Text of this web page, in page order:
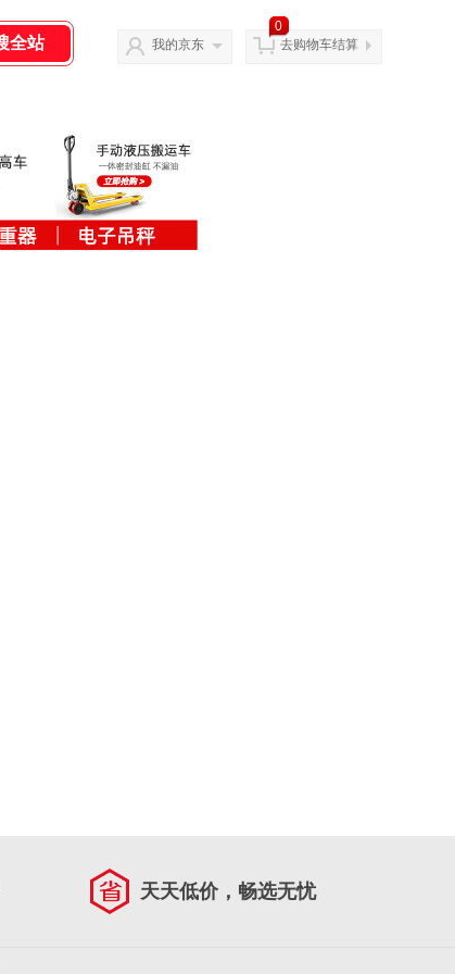
我的京东
0
去购物车结算
天天低价，畅选无忧